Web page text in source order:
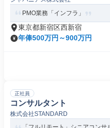
PMO業務「インフラ」
東京都新宿区西新宿
年俸500万円～900万円
正社員
コンサルタント
株式会社STANDARD